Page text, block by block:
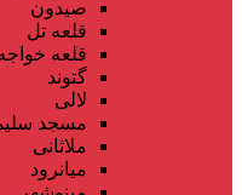
صیدون
قلعه تل
قلعه
گتوند
لالی
مسجد
ملاثانی
میانرود